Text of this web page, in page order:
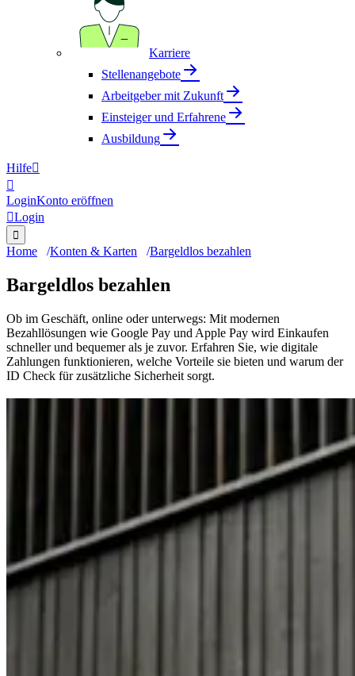
Karriere
Stellenangebote
Arbeitgeber mit Zukunft
Einsteiger und Erfahrene
Ausbildung
Hilfe

LoginKonto eröffnen
Login

Home Konten & Karten Bargeldlos bezahlen
Bargeldlos bezahlen
Ob im Geschäft, online oder unterwegs: Mit modernen
Bezahllösungen wie Google Pay und Apple Pay wird Einkaufen
schneller und bequemer als je zuvor. Erfahren Sie, wie digitale
Zahlungen funktionieren, welche Vorteile sie bieten und warum der
ID Check für zusätzliche Sicherheit sorgt.